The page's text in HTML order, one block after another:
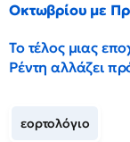
Οκτωβρίου με
Το τέλος μιας
Ρέντη αλλάζει
εορτολόγιο